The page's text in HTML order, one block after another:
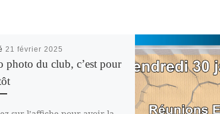
21 février 2025
photo du club, c’est pour